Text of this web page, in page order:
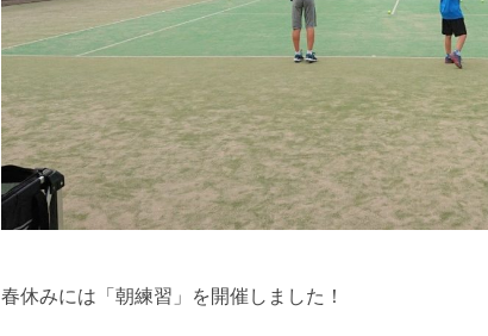
春休みには「朝練習」を開催しました！